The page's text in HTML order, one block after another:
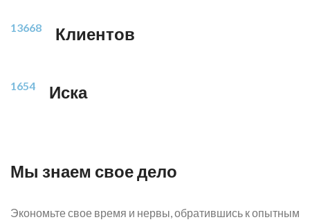
13668 Клиентов
1654 Иска
Мы знаем свое дело
Экономьте свое время и нервы, обратившись к опытным